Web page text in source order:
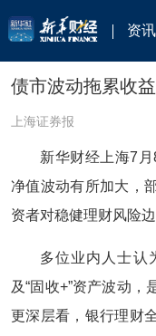
资讯
债市波动拖累收
上海证券报
新华财经上海7
净值波动有所加大，
资者对稳健理财风险边
多位业内人士认
及“固收+”资产波动
更深层看，银行理财